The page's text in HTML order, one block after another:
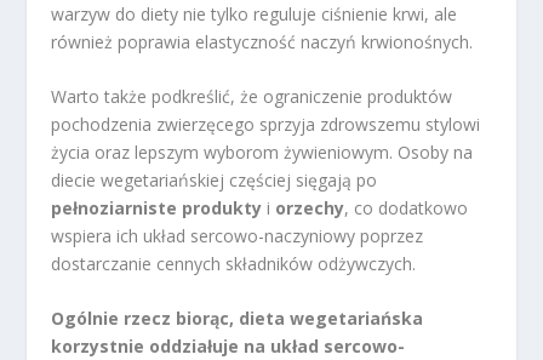
warzyw do diety nie tylko reguluje ciśnienie krwi, ale
również poprawia elastyczność naczyń krwionośnych.
Warto także podkreślić, że ograniczenie produktów
pochodzenia zwierzęcego sprzyja zdrowszemu stylowi
życia oraz lepszym wyborom żywieniowym. Osoby na
diecie wegetariańskiej częściej sięgają po
pełnoziarniste produkty i orzechy, co dodatkowo
wspiera ich układ sercowo-naczyniowy poprzez
dostarczanie cennych składników odżywczych.
Ogólnie rzecz biorąc, dieta wegetariańska
korzystnie oddziałuje na układ sercowo-